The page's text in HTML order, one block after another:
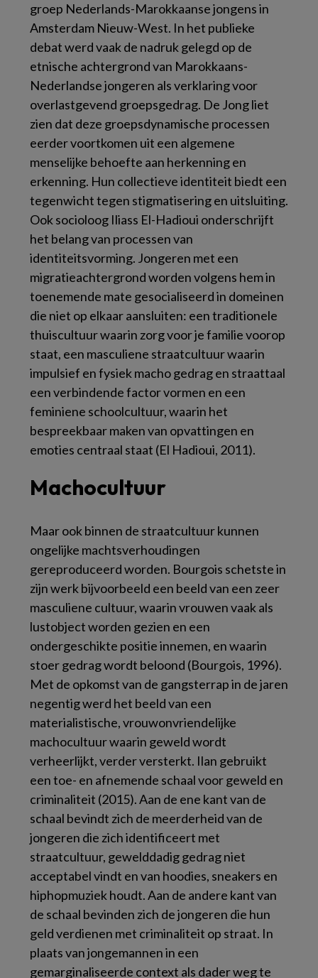
groep Nederlands-Marokkaanse jongens in
Amsterdam Nieuw-West. In het publieke
debat werd vaak de nadruk gelegd op de
etnische achtergrond van Marokkaans-
Nederlandse jongeren als verklaring voor
overlastgevend groepsgedrag. De Jong liet
zien dat deze groepsdynamische processen
eerder voortkomen uit een algemene
menselijke behoefte aan herkenning en
erkenning. Hun collectieve identiteit biedt een
tegenwicht tegen stigmatisering en uitsluiting.
Ook socioloog Iliass El-Hadioui onderschrijft
het belang van processen van
identiteitsvorming. Jongeren met een
migratieachtergrond worden volgens hem in
toenemende mate gesocialiseerd in domeinen
die niet op elkaar aansluiten: een traditionele
thuiscultuur waarin zorg voor je familie voorop
staat, een masculiene straatcultuur waarin
impulsief en fysiek macho gedrag en straattaal
een verbindende factor vormen en een
feminiene schoolcultuur, waarin het
bespreekbaar maken van opvattingen en
emoties centraal staat (El Hadioui, 2011).
Machocultuur
Maar ook binnen de straatcultuur kunnen
ongelijke machtsverhoudingen
gereproduceerd worden. Bourgois schetste in
zijn werk bijvoorbeeld een beeld van een zeer
masculiene cultuur, waarin vrouwen vaak als
lustobject worden gezien en een
ondergeschikte positie innemen, en waarin
stoer gedrag wordt beloond (Bourgois, 1996).
Met de opkomst van de gangsterrap in de jaren
negentig werd het beeld van een
materialistische, vrouwonvriendelijke
machocultuur waarin geweld wordt
verheerlijkt, verder versterkt. Ilan gebruikt
een toe- en afnemende schaal voor geweld en
criminaliteit (2015). Aan de ene kant van de
schaal bevindt zich de meerderheid van de
jongeren die zich identificeert met
straatcultuur, gewelddadig gedrag niet
acceptabel vindt en van hoodies, sneakers en
hiphopmuziek houdt. Aan de andere kant van
de schaal bevinden zich de jongeren die hun
geld verdienen met criminaliteit op straat. In
plaats van jongemannen in een
gemarginaliseerde context als dader weg te